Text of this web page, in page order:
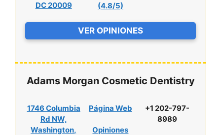
DC 20009
(4.8/5)
VER OPINIONES
Adams Morgan Cosmetic Dentistry
1746 Columbia
Rd NW,
Washington,
Página Web
Opiniones
+1 202-797-
8989